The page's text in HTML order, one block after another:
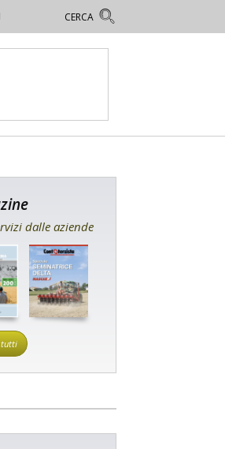
dalle aziende
tutti